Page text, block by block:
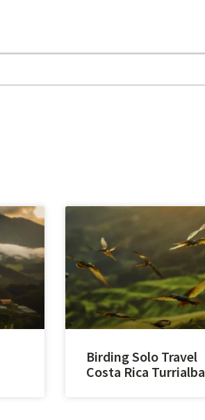
Birding Solo Travel
Costa Rica Turrialba